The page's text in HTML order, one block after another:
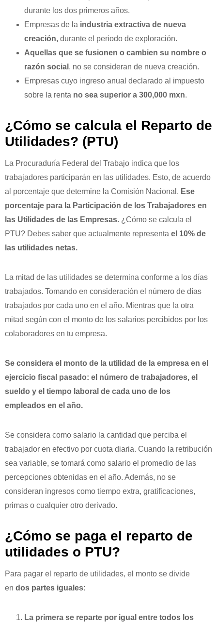
durante los dos primeros años.
Empresas de la industria extractiva de nueva
creación, durante el periodo de exploración.
Aquellas que se fusionen o cambien su nombre o
razón social , no se consideran de nueva creación.
Empresas cuyo ingreso anual declarado al impuesto
sobre la renta no sea superior a 300,000 mxn.
¿Cómo se calcula el Reparto de
Utilidades? (PTU)
La Procuraduría Federal del Trabajo indica que los
trabajadores participarán en las utilidades. Esto, de acuerdo
al porcentaje que determine la Comisión Nacional. Ese
porcentaje para la Participación de los Trabajadores en
las Utilidades de las Empresas. ¿Cómo se calcula el
PTU? Debes saber que actualmente representa el 10% de
las utilidades netas.
La mitad de las utilidades se determina conforme a los días
trabajados. Tomando en consideración el número de días
trabajados por cada uno en el año. Mientras que la otra
mitad según con el monto de los salarios percibidos por los
colaboradores en tu empresa.
Se considera el monto de la utilidad de la empresa en el
ejercicio fiscal pasado: el número de trabajadores, el
sueldo y el tiempo laboral de cada uno de los
empleados en el año.
Se considera como salario la cantidad que perciba el
trabajador en efectivo por cuota diaria. Cuando la retribución
sea variable, se tomará como salario el promedio de las
percepciones obtenidas en el año. Además, no se
consideran ingresos como tiempo extra, gratificaciones,
primas o cualquier otro derivado.
¿Cómo se paga el reparto de
utilidades o PTU?
Para pagar el reparto de utilidades, el monto se divide
en dos partes iguales:
La primera se reparte por igual entre todos los